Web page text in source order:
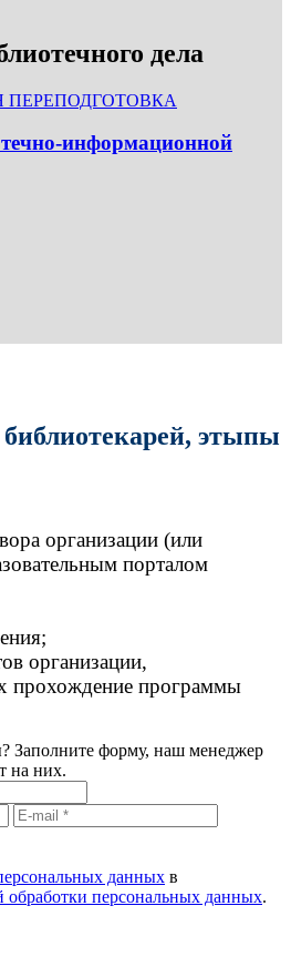
дела
информационной
этыпы
организации (или
порталом
организации,
прохождение программы
Заполните форму, наш менеджер
на них.
данных в
обработки персональных данных.